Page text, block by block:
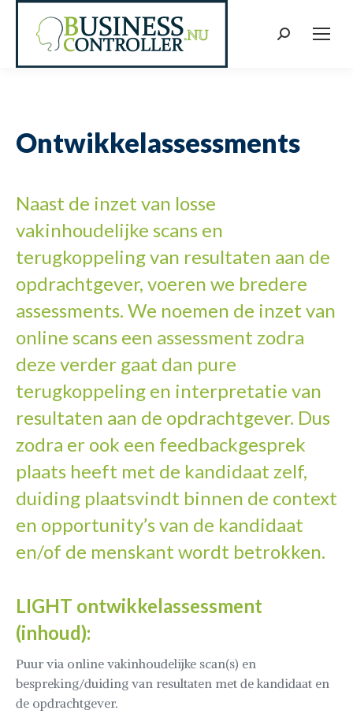
Zoeken:
Ontwikkelassessments
Naast de inzet van losse
vakinhoudelijke scans en
terugkoppeling van resultaten aan de
opdrachtgever, voeren we bredere
assessments. We noemen de inzet van
online scans een assessment zodra
deze verder gaat dan pure
terugkoppeling en interpretatie van
resultaten aan de opdrachtgever. Dus
zodra er ook een feedbackgesprek
plaats heeft met de kandidaat zelf,
duiding plaatsvindt binnen de context
en opportunity’s van de kandidaat
en/of de menskant wordt betrokken.
LIGHT ontwikkelassessment
(inhoud):
Puur via online vakinhoudelijke scan(s) en
bespreking/duiding van resultaten met de kandidaat en
de opdrachtgever.